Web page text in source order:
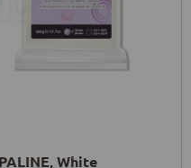
White